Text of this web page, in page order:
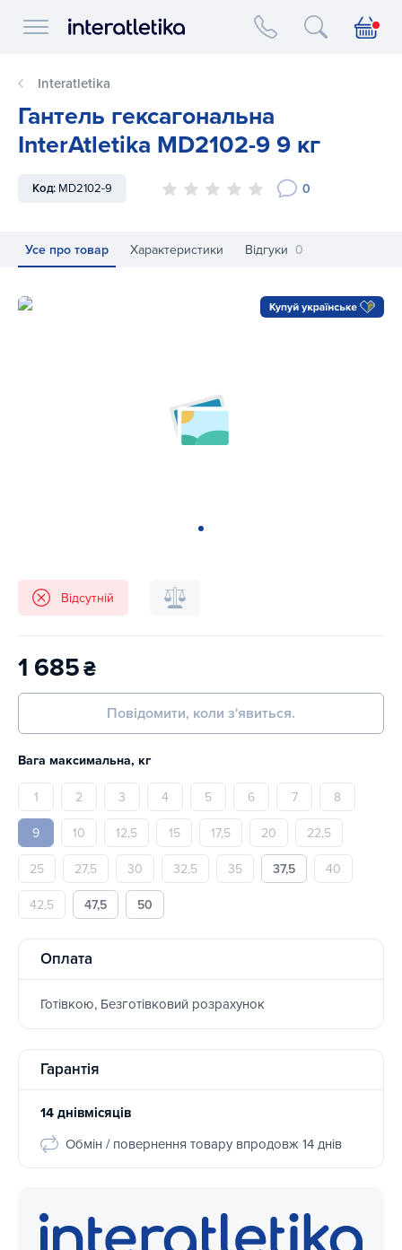
Interatletika logo
Interatletika
Гантель гексагональна
InterAtletika MD2102-9 9 кг
Код: MD2102-9 0
Усе про товар Характеристики Відгуки 0
Гантель гексагональна InterAtletika MD2102-9 9 кг
Відсутній
1 685₴
Повідомити, коли з'явиться.
Вага максимальна, кг
1 2 3 4 5 6 7 8
9 10 12,5 15 17,5 20 22,5
25 27,5 30 32,5 35 37,5 40
42,5 47,5 50
Оплата
Готівкою, Безготівковий розрахунок
Гарантія
14 днівмісяців
Обмін / повернення товару впродовж 14 днів